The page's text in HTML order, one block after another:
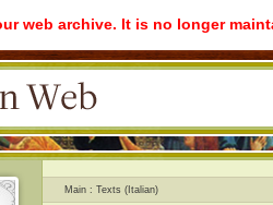
web archive. It is no longer
Main Texts (Italian)